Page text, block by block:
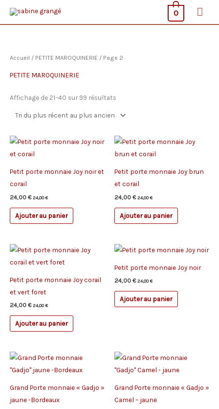
0
Accueil / PETITE MAROQUINERIE / Page 2
PETITE MAROQUINERIE
Affichage de 21–40 sur 99 résultats
récent
ancien
Petit porte monnaie Joy noir et
corail
24,00 € 24,00€
Ajouter au panier
Petit porte monnaie Joy brun
et corail
24,00 € 24,00€
Ajouter au panier
Petit porte monnaie Joy corail
et vert foret
24,00 € 24,00€
Ajouter au panier
Petit porte monnaie Joy noir
24,00 € 24,00€
Ajouter au panier
Grand Porte monnaie « Gadjo »
jaune -Bordeaux
Grand Porte monnaie « Gadjo »
Camel – jaune